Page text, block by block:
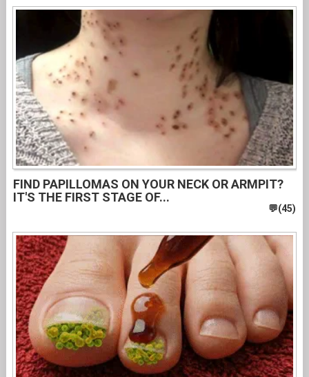
FIND PAPILLOMAS ON YOUR NECK OR ARMPIT?
IT'S THE FIRST STAGE OF...